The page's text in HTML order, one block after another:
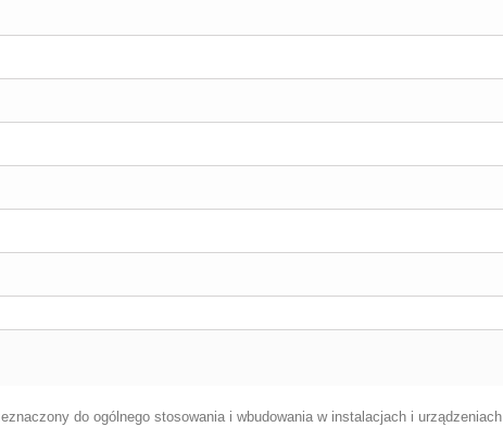
do ogólnego stosowania i wbudowania w instalacjach i urządzeniach